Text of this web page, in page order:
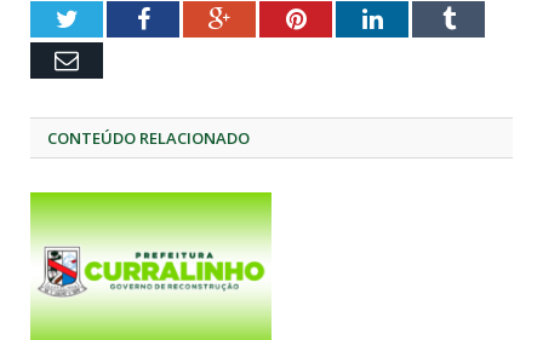
TwitterFacebookGoogle+PinterestLinkedInTumblr
Email
CONTEÚDO RELACIONADO